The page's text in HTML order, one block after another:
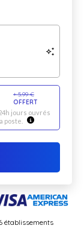
+5.99 €
OFFERT
jours ouvrés
poste.
établissements